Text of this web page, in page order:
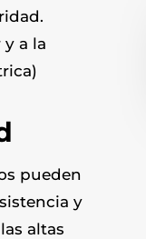
y a la
pueden
y
altas